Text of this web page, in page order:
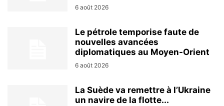
6 août 2026
Le pétrole temporise faute de
nouvelles avancées
diplomatiques au Moyen-Orient
6 août 2026
La Suède va remettre à l’Ukraine
un navire de la flotte...